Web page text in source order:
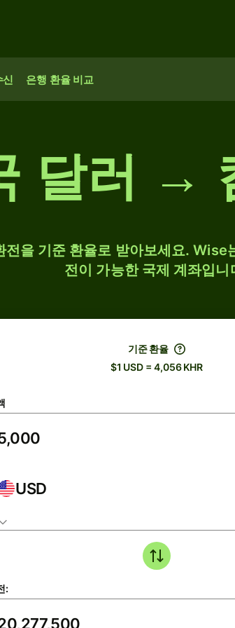
신 은행 환율 비교
달러 →
을 기준 환율로 받아보세요. Wise
전이 가능한 국제 계좌입니
기준 환율
$1 USD = 4,056 KHR
USD
: